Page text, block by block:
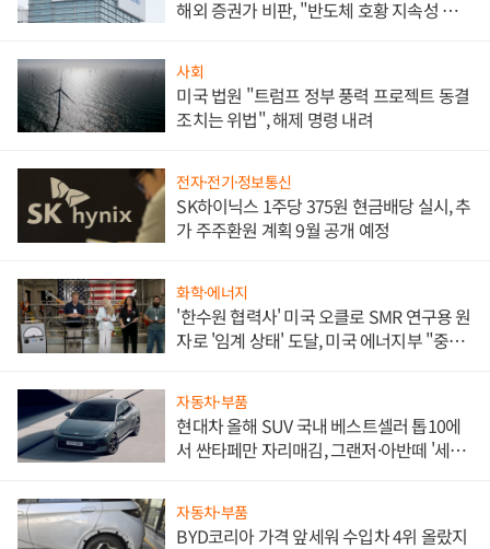
해외 증권가 비판, "반도체 호황 지속성 의
사회
미국 법원 "트럼프 정부 풍력 프로젝트 동결
조치는 위법", 해제 명령 내려
전자·전기·정보통신
SK하이닉스 1주당 375원 현금배당 실시, 추
가 주주환원 계획 9월 공개 예정
화학·에너지
'한수원 협력사' 미국 오클로 SMR 연구용 원
자로 '임계 상태' 도달, 미국 에너지부 "중요
자동차·부품
현대차 올해 SUV 국내 베스트셀러 톱10에
서 싼타페만 자리매김, 그랜저·아반떼 '세단
자동차·부품
BYD코리아 가격 앞세워 수입차 4위 올랐지